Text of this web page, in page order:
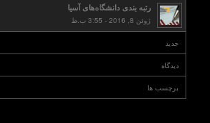
رتبه بندی دانشگاه‌های آسیا
ژوئن 8, 2016 - 3:55 ب.ظ
جدید
دیدگاه
برچسب ها